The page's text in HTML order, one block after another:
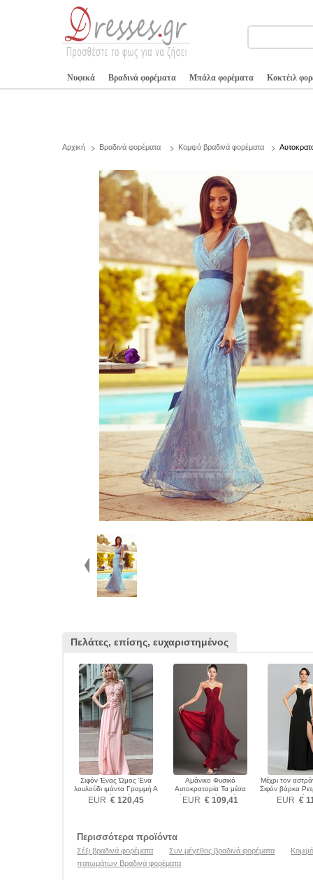
Νυφικά Βραδινά φορέματα Μπάλα φορέματα Κοκτέιλ
Αρχική Βραδινά φορέματα Κομψό βραδινά φορέματα
Πελάτες, επίσης, ευχαριστημένος
Σιφόν Ένας Ώμος Ένα
λουλούδι ιμάντα Γραμμή Α
Βραδινά φορέματα
EUR € 120,45
Αμάνικο Φυσικό
Αυτοκρατορία Τα μέσα
πλάτη Βραδινά φορέματα
EUR € 109,41
Μέχρι τον
Σιφόν βάρκα
EUR €
Περισσότερα προϊόντα
Σέξι βραδινά φορέματα Συν μέγεθος βραδινά φορέματα
πατωμάτων Βραδινά φορέματα